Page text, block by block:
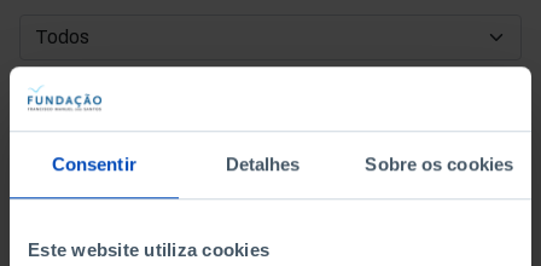
Consentir Detalhes Sobre os cookies
Este website utiliza cookies
DATA DE INÍCIO
DATA DE FIM